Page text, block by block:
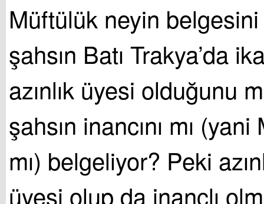
Müftülük neyin
şahsın Batı Trakya’da
azınlık üyesi olduğunu
şahsın inancını mı (yani
mı) belgeliyor? Peki
üyesi olup da inançlı